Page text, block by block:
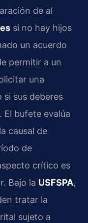
de al
si no hay hijos
un acuerdo
permitir a un
una
si sus deberes
El bufete evalúa
causal de
de
crítico es
Bajo la USFSPA,
tratar la
sujeto a